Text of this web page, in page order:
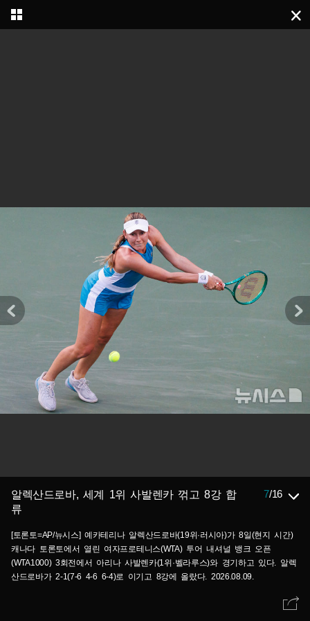
알렉산드로바, 세계 1위 사발렌카 꺾고 8강 합
류
7/16
[토론토=AP/뉴시스] 예카테리나 알렉산드로바(19위·러시아)가 8일(현지 시간)
캐나다 토론토에서 열린 여자프로테니스(WTA) 투어 내셔널 뱅크 오픈
(WTA1000) 3회전에서 아리나 사발렌카(1위·벨라루스)와 경기하고 있다. 알렉
산드로바가 2-1(7-6 4-6 6-4)로 이기고 8강에 올랐다. 2026.08.09.